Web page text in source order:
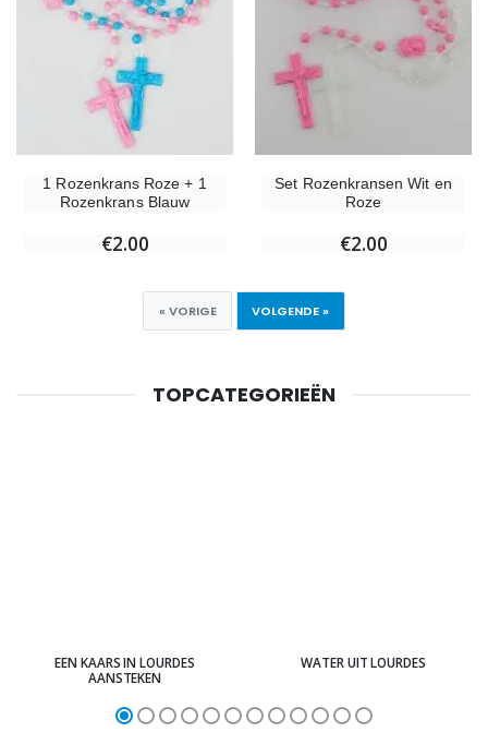
1 Rozenkrans Roze + 1
Rozenkrans Blauw
€2.00
Set Rozenkransen Wit en
Roze
€2.00
« VORIGE VOLGENDE »
TOPCATEGORIEËN
EEN KAARS IN LOURDES
AANSTEKEN
WATER UIT LOURDES